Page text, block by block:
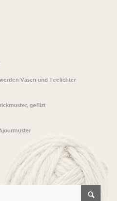
Vasen und Teelichter
gefilzt